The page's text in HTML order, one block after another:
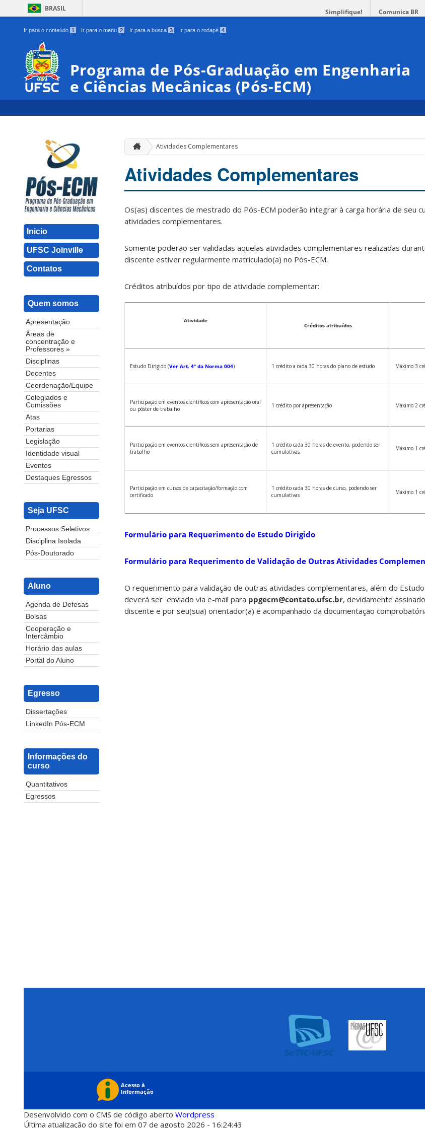
BRASIL Simplifique! Comunica BR
Ir para o conteúdo 1 Ir para o menu 2 Ir para a busca 3 Ir para o rodapé 4
Programa de Pós-Graduação em Engenharia
e Ciências Mecânicas (Pós-ECM)
Inicio
UFSC Joinville
Contatos
Quem somos
Apresentação
Áreas de
concentração e
Professores »
Disciplinas
Docentes
Coordenação/Equipe
Colegiados e
Comissões
Atas
Portarias
Legislação
Identidade visual
Eventos
Destaques Egressos
Seja UFSC
Processos Seletivos
Disciplina Isolada
Pós-Doutorado
Aluno
Agenda de Defesas
Bolsas
Cooperação e
Intercâmbio
Horário das aulas
Portal do Aluno
Egresso
Dissertações
LinkedIn Pós-ECM
Informações do
curso
Quantitativos
Egressos
Atividades Complementares
Atividades Complementares
Os(as) discentes de mestrado do Pós-ECM poderão integrar à carga horária de seu
atividades complementares.
Somente poderão ser validadas aquelas atividades complementares realizadas
discente estiver regularmente matriculado(a) no Pós-ECM.
Créditos atribuídos por tipo de atividade complementar:
Atividade
Créditos atribuídos
Estudo Dirigido (Ver Art. 4° da Norma 004) 1 crédito a cada 30 horas do plano de estudo Máximo 3
Participação em eventos científicos com apresentação oral
ou pôster de trabalho
1 crédito por apresentação Máximo 2
Participação em eventos científicos sem apresentação de
trabalho
1 crédito cada 30 horas de evento, podendo ser
cumulativas
Máximo 1
Participação em cursos de capacitação/formação com
certificado
1 crédito cada 30 horas de curso, podendo ser
cumulativas
Máximo 1
Formulário para Requerimento de Estudo Dirigido
Formulário para Requerimento de Validação de Outras Atividades
O requerimento para validação de outras atividades complementares, além do
deverá ser enviado via e-mail para ppgecm@contato.ufsc.br, devidamente
discente e por seu(sua) orientador(a) e acompanhado da documentação
Desenvolvido com o CMS de código aberto Wordpress
Última atualização do site foi em 07 de agosto 2026 - 16:24:43